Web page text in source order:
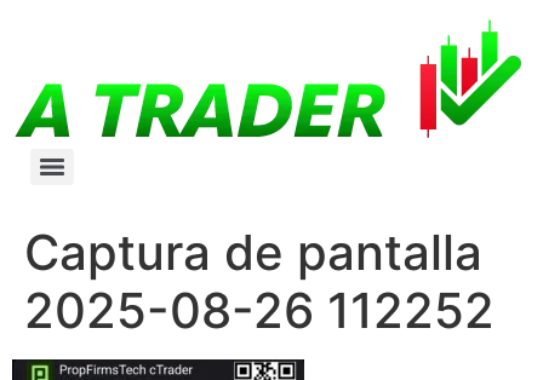
Captura de pantalla
2025-08-26 112252